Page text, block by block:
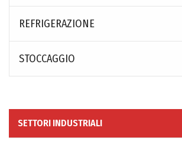
REFRIGERAZIONE
STOCCAGGIO
SETTORI INDUSTRIALI